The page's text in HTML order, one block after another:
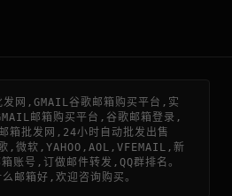
发网,GMAIL谷歌邮箱购买平台,实
邮箱购买平台,谷歌邮箱登录,
箱批发网,24小时自动批发出售
,微软,YAHOO,AOL,VFEMAIL,新
账号,订做邮件转发,QQ群排名。
么邮箱好,欢迎咨询购买。